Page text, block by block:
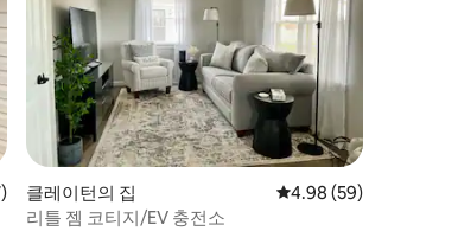
점 만점), 후기 117개
클레이턴의 집 평점 4.98점(5점 만점),
4.98 (59)
리틀 젬 코티지/EV 충전소